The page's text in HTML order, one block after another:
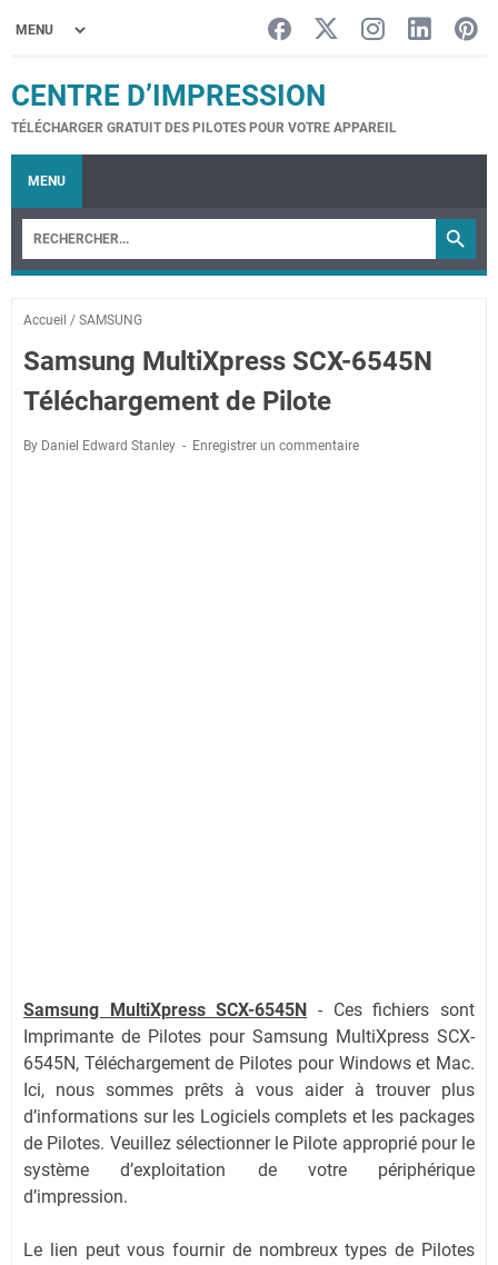
CENTRE D’IMPRESSION
TÉLÉCHARGER GRATUIT DES PILOTES POUR VOTRE APPAREIL
MENU
Accueil / SAMSUNG
Samsung MultiXpress SCX-6545N
Téléchargement de Pilote
By Daniel Edward Stanley Enregistrer un commentaire
Samsung MultiXpress SCX-6545N - Ces fichiers sont
Imprimante de Pilotes pour Samsung MultiXpress SCX-
6545N, Téléchargement de Pilotes pour Windows et Mac.
Ici, nous sommes prêts à vous aider à trouver plus
d’informations sur les Logiciels complets et les packages
de Pilotes. Veuillez sélectionner le Pilote approprié pour le
système d’exploitation de votre périphérique
d’impression.
Le lien peut vous fournir de nombreux types de Pilotes